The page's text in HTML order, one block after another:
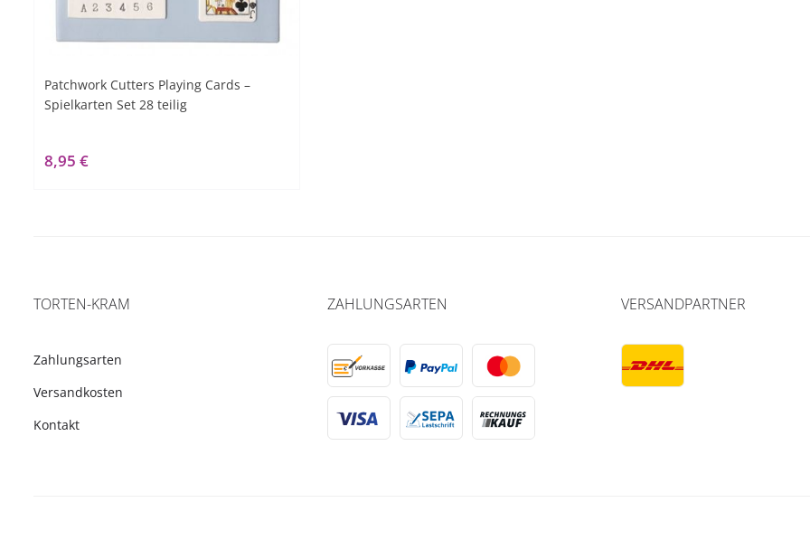
Patchwork Cutters Playing Cards –
Spielkarten Set 28 teilig
8,95 €
TORTEN-KRAM
Zahlungsarten
Versandkosten
Kontakt
ZAHLUNGSARTEN VERSANDPARTNER